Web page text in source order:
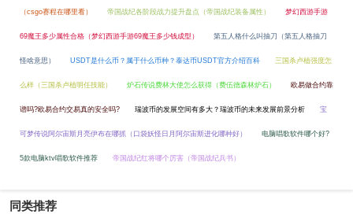
（csgo赛程在哪里看） 帝国战纪各阶段战力提升盘点（帝国战纪装备属性） 梦幻西游手游
69魔王多少属性合格（梦幻西游手游69魔王多少钱成型） 第五人格什么叫抽刀（第五人格抽刀
怪啥意思） USDT是什么币？属于什么币种？泰达币USDT官方介绍百科 三国杀卢植强度怎
么样（三国杀卢植明任技能） 炉石传说费林大使怎么获得（费伍德森林炉石） 欧易做合约靠
谱吗?欧易合约交易真的安全吗? 瑞波币的发展空间有多大？瑞波币的未来发展前景分析 宝
可梦传说阿尔宙斯月亮伊布在哪抓（口袋妖怪日月阿尔宙斯进化哪种好） 电脑唱歌软件哪个好?
5款电脑ktv唱歌软件推荐 帝国战纪红将哪个厉害（帝国战纪兵书）
同类推荐